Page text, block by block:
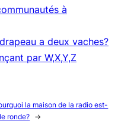
à
a deux vaches?
par W,X,Y,Z
la maison de la radio est-
ronde?
→